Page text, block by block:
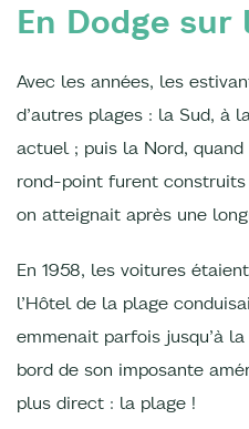
En Dodge sur
Avec les années, les
d’autres plages : la Sud, à
actuel ; puis la Nord,
rond-point furent construits
on atteignait après une
En 1958, les voitures
l’Hôtel de la plage
emmenait parfois jusqu’à
bord de son imposante
plus direct : la plage !